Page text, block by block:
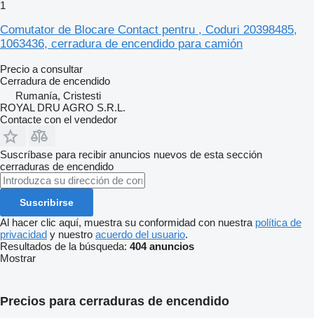
1
Comutator de Blocare Contact pentru , Coduri 20398485,
1063436, cerradura de encendido para camión
Precio a consultar
Cerradura de encendido
Rumanía, Cristesti
ROYAL DRU AGRO S.R.L.
Contacte con el vendedor
Suscríbase para recibir anuncios nuevos de esta sección
cerraduras de encendido
Suscribirse
Al hacer clic aquí, muestra su conformidad con nuestra política de
privacidad y nuestro acuerdo del usuario.
Resultados de la búsqueda: 404 anuncios
Mostrar
Precios para cerraduras de encendido